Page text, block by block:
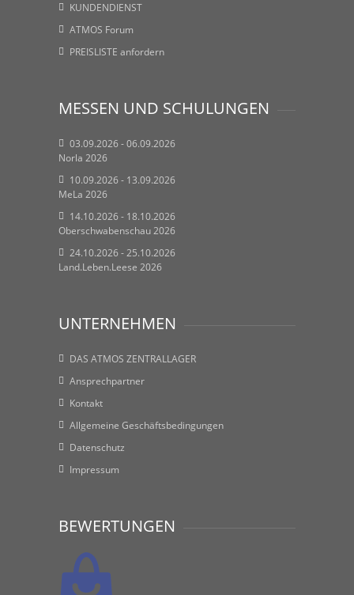
KUNDENDIENST
ATMOS Forum
PREISLISTE anfordern
MESSEN UND SCHULUNGEN
03.09.2026 - 06.09.2026
Norla 2026
10.09.2026 - 13.09.2026
MeLa 2026
14.10.2026 - 18.10.2026
Oberschwabenschau 2026
24.10.2026 - 25.10.2026
Land.Leben.Leese 2026
UNTERNEHMEN
DAS ATMOS ZENTRALLAGER
Ansprechpartner
Kontakt
Allgemeine Geschäftsbedingungen
Datenschutz
Impressum
BEWERTUNGEN